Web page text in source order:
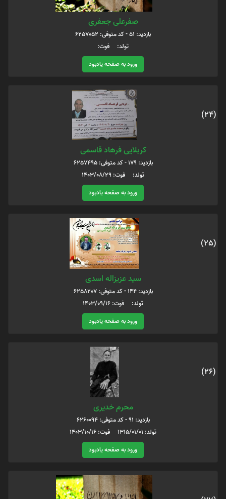
صفرعلی جعفری
بازدید: 51 - کد متوفی: 6257052
تولد: فوت:
ورود به صفحه یادبود
(24)
کربلایی فرهاد قاسمی
بازدید: 179 - کد متوفی: 6257495
تولد: فوت: 1403/08/29
ورود به صفحه یادبود
(25)
سید عزیزاله اسدی
بازدید: 144 - کد متوفی: 6258207
تولد: فوت: 1403/09/16
ورود به صفحه یادبود
(26)
محرم خدیری
بازدید: 91 - کد متوفی: 6260094
تولد: 1315/01/01 فوت: 1403/10/16
ورود به صفحه یادبود